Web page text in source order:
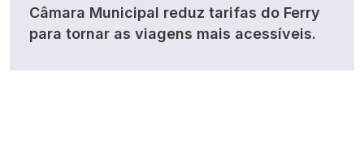
Câmara Municipal reduz tarifas do Ferry
para tornar as viagens mais acessíveis.